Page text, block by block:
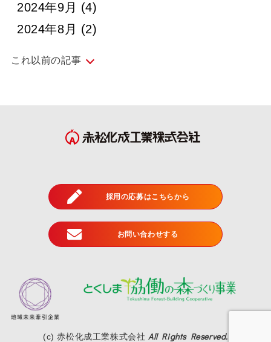
2024年9月 (4)
2024年8月 (2)
これ以前の記事
2024年5月 (5)
2024年2月
2024年1月(1)
2023年12月(3)
2023年10月(4)
2023年9月
2023年8月(5)
採用の応募はこちらから
お問い合わせする
(c) 赤松化成工業株式会社 All Rights Reserved.